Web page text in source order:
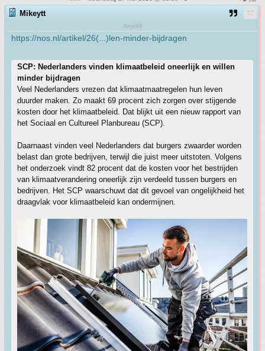
Mikeytt
Any/All
https://nos.nl/artikel/26(...)len-minder-bijdragen
SCP: Nederlanders vinden klimaatbeleid oneerlijk en willen
minder bijdragen
Veel Nederlanders vrezen dat klimaatmaatregelen hun leven
duurder maken. Zo maakt 69 procent zich zorgen over stijgende
kosten door het klimaatbeleid. Dat blijkt uit een nieuw rapport van
het Sociaal en Cultureel Planbureau (SCP).
Daarnaast vinden veel Nederlanders dat burgers zwaarder worden
belast dan grote bedrijven, terwijl die juist meer uitstoten. Volgens
het onderzoek vindt 82 procent dat de kosten voor het bestrijden
van klimaatverandering oneerlijk zijn verdeeld tussen burgers en
bedrijven. Het SCP waarschuwt dat dit gevoel van ongelijkheid het
draagvlak voor klimaatbeleid kan ondermijnen.